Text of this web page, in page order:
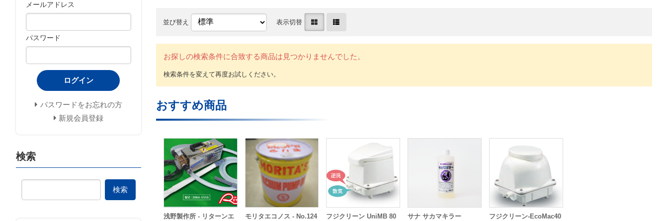
並び替え 表示切替
お探しの検索条件に合致する商品は見つかりませんでした。
おすすめ商品
浅野製作所 - リターンエ
モリタエコノス - No.124
フジクリーン UniMB 80
サナ サカマキラー
フジクリーン-EcoMac40
メールアドレス
パスワード
ログイン
パスワードをお忘れの方
新規会員登録
検索
検索